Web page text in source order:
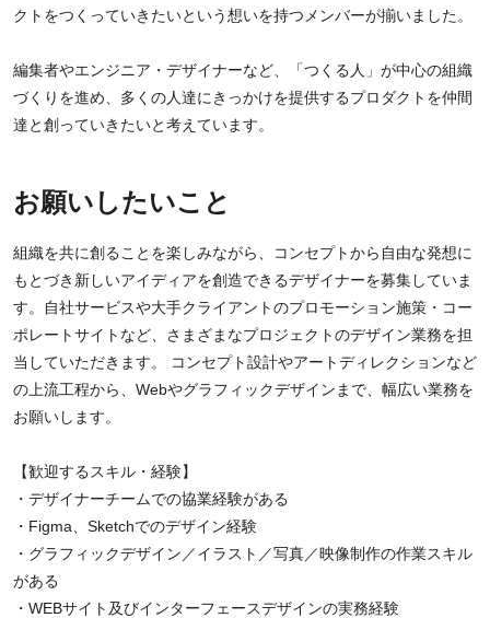
クトをつくっていきたいという想いを持つメンバーが揃いました。
編集者やエンジニア・デザイナーなど、「つくる人」が中心の組織
づくりを進め、多くの人達にきっかけを提供するプロダクトを仲間
達と創っていきたいと考えています。
お願いしたいこと
組織を共に創ることを楽しみながら、コンセプトから自由な発想に
もとづき新しいアイディアを創造できるデザイナーを募集していま
す。自社サービスや大手クライアントのプロモーション施策・コー
ポレートサイトなど、さまざまなプロジェクトのデザイン業務を担
当していただきます。 コンセプト設計やアートディレクションなど
の上流工程から、Webやグラフィックデザインまで、幅広い業務を
お願いします。
【歓迎するスキル・経験】
・デザイナーチームでの協業経験がある
・Figma、Sketchでのデザイン経験
・グラフィックデザイン／イラスト／写真／映像制作の作業スキル
がある
・WEBサイト及びインターフェースデザインの実務経験